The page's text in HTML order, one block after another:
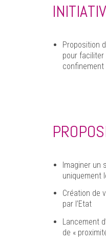
Proposition
pour faciliter
confinement
Imaginer un
uniquement
Création de
par l’Etat
Lancement
de «